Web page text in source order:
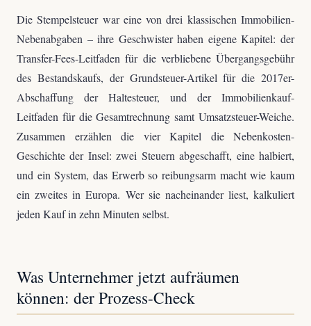
Die Stempelsteuer war eine von drei klassischen Immobilien-
Nebenabgaben – ihre Geschwister haben eigene Kapitel: der
Transfer-Fees-Leitfaden für die verbliebene Übergangsgebühr
des Bestandskaufs, der Grundsteuer-Artikel für die 2017er-
Abschaffung der Haltesteuer, und der Immobilienkauf-
Leitfaden für die Gesamtrechnung samt Umsatzsteuer-Weiche.
Zusammen erzählen die vier Kapitel die Nebenkosten-
Geschichte der Insel: zwei Steuern abgeschafft, eine halbiert,
und ein System, das Erwerb so reibungsarm macht wie kaum
ein zweites in Europa. Wer sie nacheinander liest, kalkuliert
jeden Kauf in zehn Minuten selbst.
Was Unternehmer jetzt aufräumen
können: der Prozess-Check